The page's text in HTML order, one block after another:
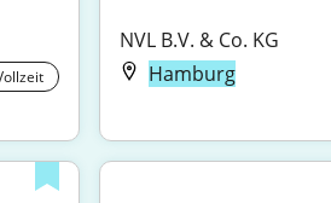
NVL B.V. & Co. KG
Hamburg